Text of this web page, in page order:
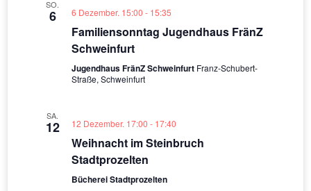
SO.
6 6 Dezember. 15:00 - 15:35
Familiensonntag Jugendhaus FränZ
Schweinfurt
Jugendhaus FränZ Schweinfurt Franz-Schubert-
Straße, Schweinfurt
SA.
12 12 Dezember. 17:00 - 17:40
Weihnacht im Steinbruch
Stadtprozelten
Bücherei Stadtprozelten